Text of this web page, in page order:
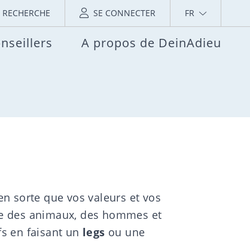
RECHERCHE SE CONNECTER FR
A propos de DeinAdieu
sorte que vos valeurs et vos
des animaux, des hommes et
en faisant un legs ou une